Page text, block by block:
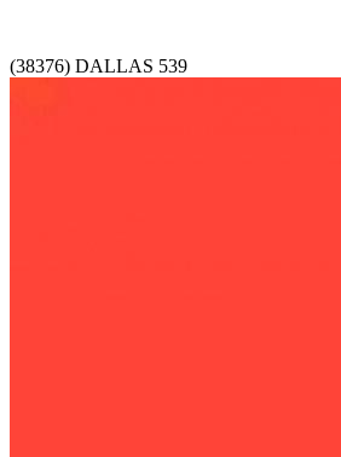
(38376) DALLAS 539